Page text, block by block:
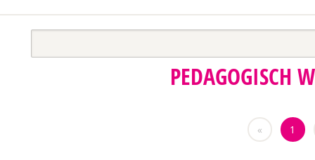
PEDAGOGISCH
« 1